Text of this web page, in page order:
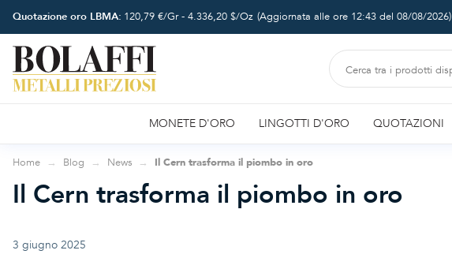
Quotazione oro LBMA: 120,79 €/Gr - 4.336,20 $/Oz (Aggiornata alle ore 12:43 del 08/08/2026)
MONETE D'ORO LINGOTTI D'ORO QUOTAZIONI
Home Blog News Il Cern trasforma il piombo in oro
Il Cern trasforma il piombo in oro
3 giugno 2025